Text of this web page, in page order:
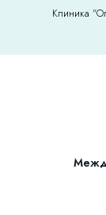
Клиника